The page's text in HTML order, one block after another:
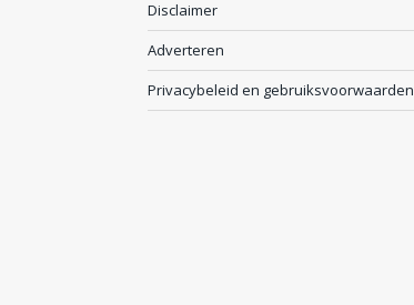
Disclaimer
Adverteren
Privacybeleid en gebruiksvoorwaarden